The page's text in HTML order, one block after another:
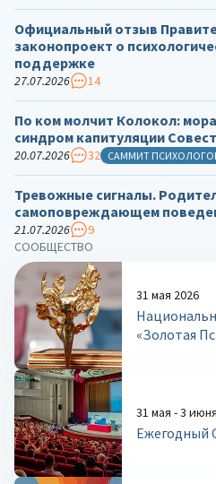
СООБЩЕСТВО
31 мая 2026
«Золотая
31 мая - 3
Ежегодный
Официальный отзыв
законопроект о
поддержке
27.07.2026 14
По ком молчит Колокол:
синдром капитуляции
20.07.2026 32 САММИТ
Тревожные сигналы.
самоповреждающем
21.07.2026 9